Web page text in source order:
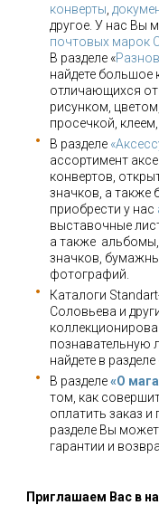
конверты
другое. У нас Вы
почтовых марок
В разделе «
найдете большое
отличающихся от
рисунком,
просечкой,
В разделе
ассортимент
конвертов,
значков, а также
приобрести у нас
выставочные
а также альбомы,
значков,
фотографий.
Каталоги
Соловьева и
познавательную
найдете в разделе
В разделе«О
том, как
оплатить заказ
разделе Вы
гарантии и
Приглашаем Вас в